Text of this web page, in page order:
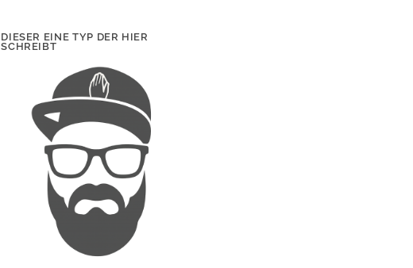
DIESER EINE TYP DER HIER
SCHREIBT